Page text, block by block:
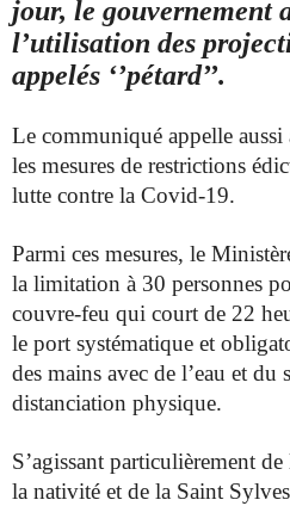
jour, le gouvernement
l’utilisation des
appelés ‘’pétard’’.
Le communiqué appelle aussi
les mesures de restrictions
lutte contre la Covid-19.
Parmi ces mesures, le
la limitation à 30 personnes
couvre-feu qui court de 22
le port systématique et
des mains avec de l’eau et
distanciation physique.
S’agissant particulièrement
la nativité et de la Saint